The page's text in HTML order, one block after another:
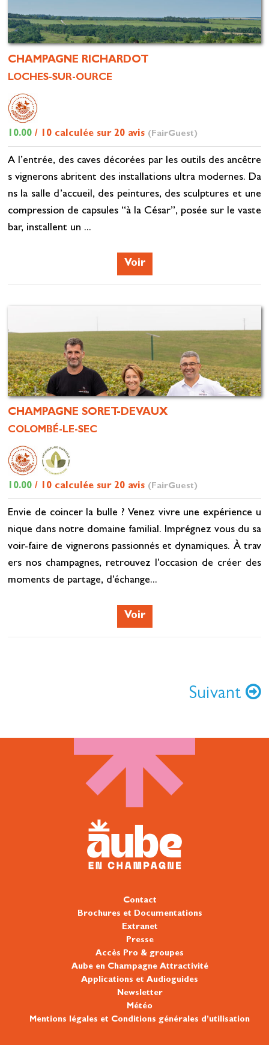
CHAMPAGNE RICHARDOT
LOCHES-SUR-OURCE
10.00/ 10 calculée sur 20 avis (FairGuest)
A l’entrée, des caves décorées par les outils des ancêtre
s vignerons abritent des installations ultra modernes. Da
ns la salle d’accueil, des peintures, des sculptures et une
compression de capsules “à la César”, posée sur le vaste
bar, installent un ...
Voir
CHAMPAGNE SORET-DEVAUX
COLOMBÉ-LE-SEC
10.00/ 10 calculée sur 20 avis (FairGuest)
Envie de coincer la bulle ? Venez vivre une expérience u
nique dans notre domaine familial. Imprégnez vous du sa
voir-faire de vignerons passionnés et dynamiques. À trav
ers nos champagnes, retrouvez l'occasion de créer des
moments de partage, d'échange...
Voir
Suivant
Contact
Brochures et Documentations
Extranet
Presse
Accès Pro & groupes
Aube en Champagne Attractivité
Applications et Audioguides
Newsletter
Météo
Mentions légales et Conditions générales d’utilisation